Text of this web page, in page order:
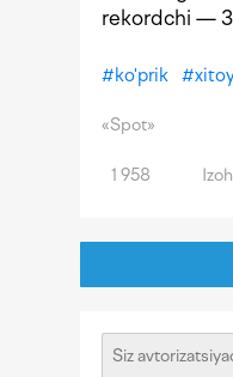
rekordchi —
#ko'prik #
«Spot»
1 958 Izoh